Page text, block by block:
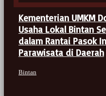
Kementerian UMKM
Usaha Lokal Bintan
dalam Rantai Pasok
Parawisata di Daerah
Bintan